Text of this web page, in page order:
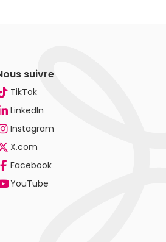
suivre
TikTok
LinkedIn
Instagram
X.com
Facebook
YouTube